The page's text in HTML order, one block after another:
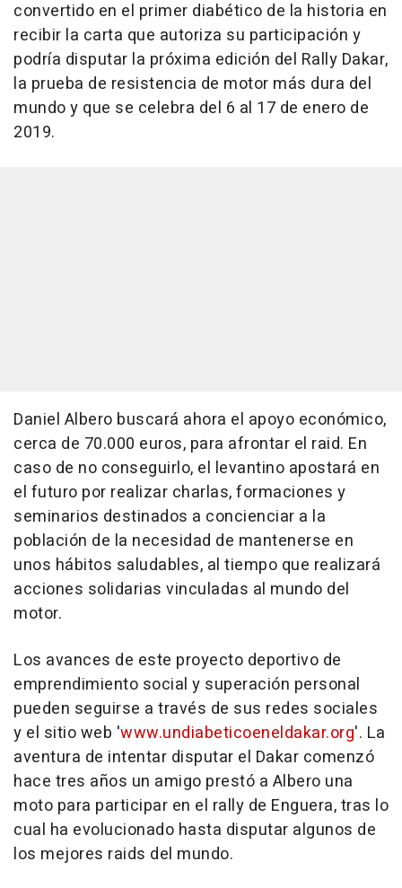
convertido en el primer diabético de la historia en
recibir la carta que autoriza su participación y
podría disputar la próxima edición del Rally Dakar,
la prueba de resistencia de motor más dura del
mundo y que se celebra del 6 al 17 de enero de
2019.
Daniel Albero buscará ahora el apoyo económico,
cerca de 70.000 euros, para afrontar el raid. En
caso de no conseguirlo, el levantino apostará en
el futuro por realizar charlas, formaciones y
seminarios destinados a concienciar a la
población de la necesidad de mantenerse en
unos hábitos saludables, al tiempo que realizará
acciones solidarias vinculadas al mundo del
motor.
Los avances de este proyecto deportivo de
emprendimiento social y superación personal
pueden seguirse a través de sus redes sociales
y el sitio web 'www.undiabeticoeneldakar.org'. La
aventura de intentar disputar el Dakar comenzó
hace tres años un amigo prestó a Albero una
moto para participar en el rally de Enguera, tras lo
cual ha evolucionado hasta disputar algunos de
los mejores raids del mundo.